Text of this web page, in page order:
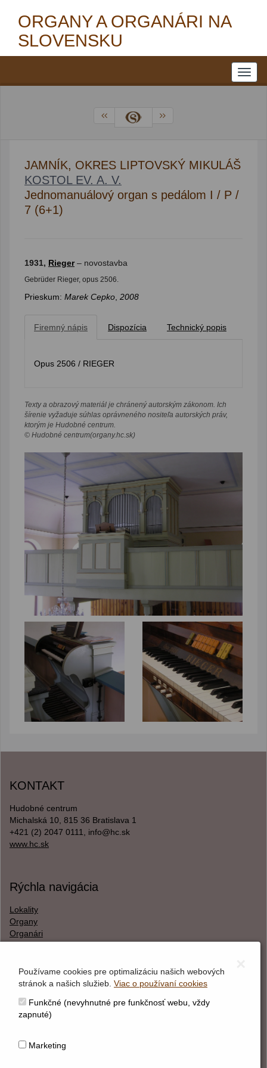
ORGANY A ORGANÁRI NA
SLOVENSKU
JAMNÍK, OKRES LIPTOVSKÝ MIKULÁŠ
KOSTOL EV. A. V.
Jednomanuálový organ s pedálom I / P /
7 (6+1)
1931, Rieger– novostavba
Gebrüder Rieger, opus 2506.
Prieskum: Marek Cepko 2008
Firemný nápis Dispozícia Technický popis
Opus 2506 / RIEGER
Texty a obrazový materiál je chránený autorským zákonom. Ich
šírenie vyžaduje súhlas oprávneného nositeľa autorských práv,
ktorým je Hudobné centrum.
© Hudobné centrum(organy.hc.sk)
KONTAKT
Hudobné centrum
Michalská 10, 815 36 Bratislava 1
+421 (2) 2047 0111, info@hc.sk
www.hc.sk
Rýchla navigácia
Lokality
Organy
Organári
O webstránke
Správca obsahu
Vyhlásenie o cookies
Používame cookies pre optimalizáciu našich webových
stránok a našich služieb. Viac o používaní cookies
Funkčné (nevyhnutné pre funkčnosť webu, vždy
zapnuté)
Marketing